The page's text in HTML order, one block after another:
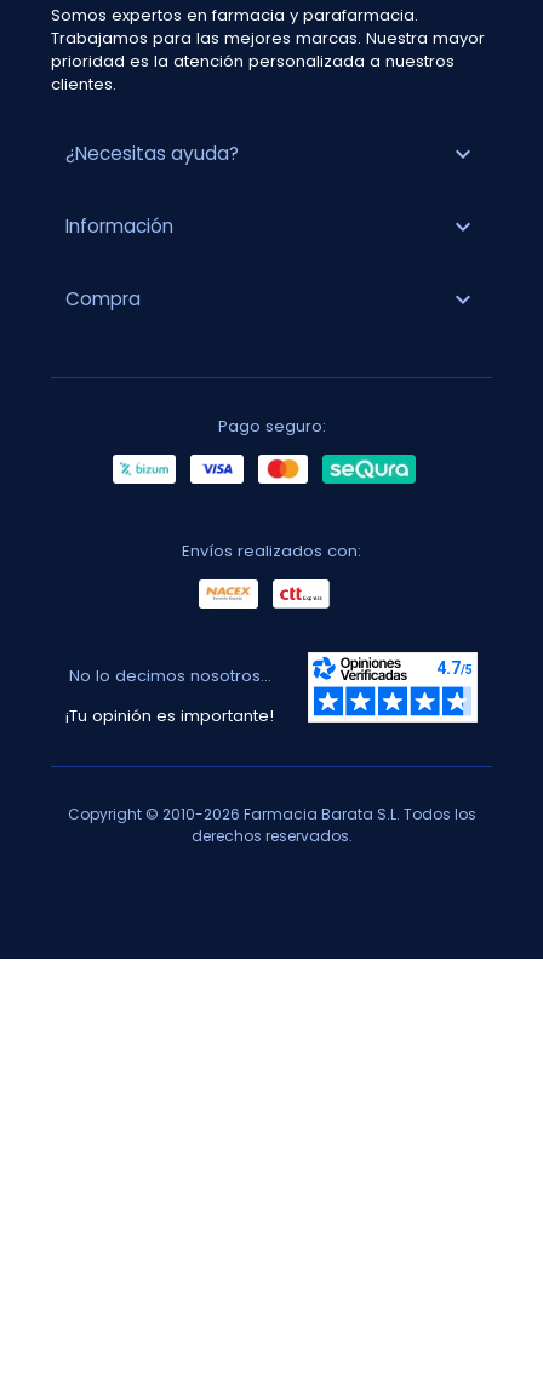
Somos expertos en farmacia y parafarmacia.
Trabajamos para las mejores marcas. Nuestra mayor
prioridad es la atención personalizada a nuestros
clientes.
¿Necesitas ayuda? expand_more
Información expand_more
Compra expand_more
Pago seguro:
Envíos realizados con:
No lo decimos nosotros...
¡Tu opinión es importante!
Copyright © 2010-2026 Farmacia Barata S.L. Todos los
derechos reservados.